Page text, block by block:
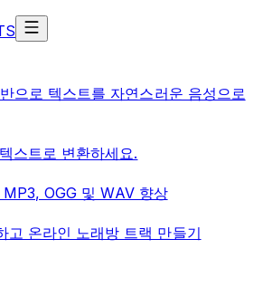
으로 텍스트를 자연스러운 음성으로
스트로 변환하세요.
OGG 및 WAV 향상
고 온라인 노래방 트랙 만들기